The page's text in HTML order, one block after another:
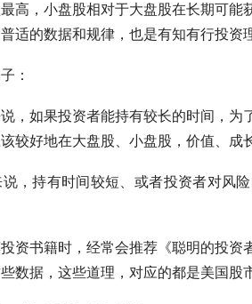
高，小盘股相对于大盘股在长期可能
适的数据和规律，也是有知有行投资
：
，如果投资者能持有较长的时间，
较好地在大盘股 、小盘股，价值、成
，持有时间较短、或者投资者对风
资书籍时，经常会推荐《聪明的投资
数据，这些道理，对应的都是美国股